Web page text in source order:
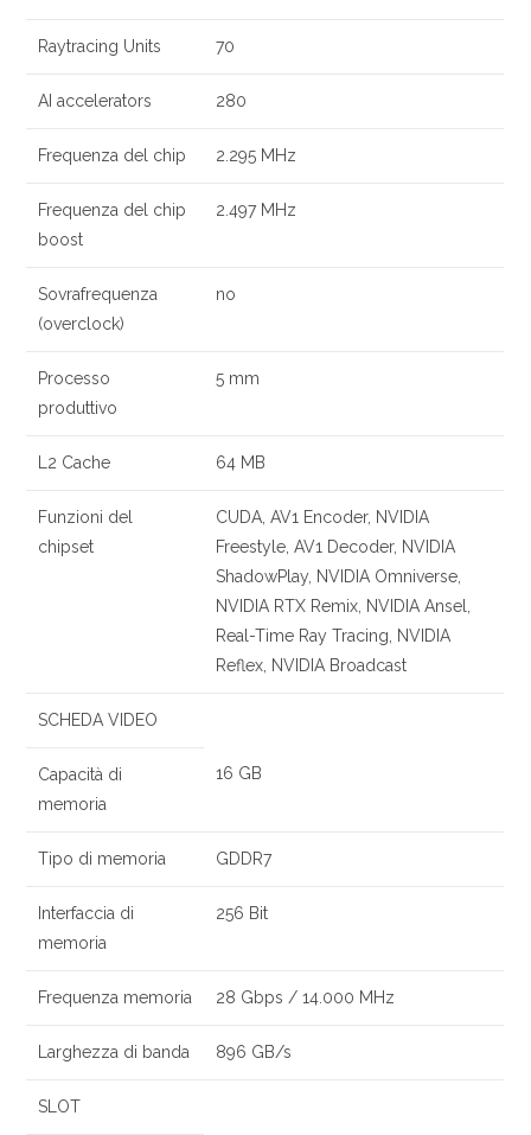
Raytracing Units 70
AI accelerators 280
Frequenza del chip 2.295 MHz
Frequenza del chip
boost
2.497 MHz
Sovrafrequenza
(overclock)
no
Processo
produttivo
5 mm
L2 Cache 64 MB
Funzioni del
chipset
CUDA, AV1 Encoder, NVIDIA
Freestyle, AV1 Decoder, NVIDIA
ShadowPlay, NVIDIA Omniverse,
NVIDIA RTX Remix, NVIDIA Ansel,
Real-Time Ray Tracing, NVIDIA
Reflex, NVIDIA Broadcast
SCHEDA VIDEO
Capacità di
memoria
16 GB
Tipo di memoria GDDR7
Interfaccia di
memoria
256 Bit
Frequenza memoria 28 Gbps / 14.000 MHz
Larghezza di banda 896 GB/s
SLOT